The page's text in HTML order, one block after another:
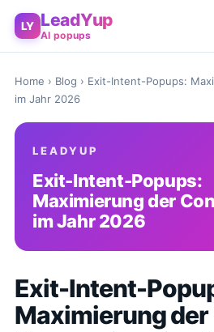
LY LeadYup
AI popups
Home › Blog › Exit-Intent-Popups:
im Jahr 2026
LEADYUP
Exit-Intent-Popups:
Maximierung der
im Jahr 2026
Exit-Intent-
Maximierung der